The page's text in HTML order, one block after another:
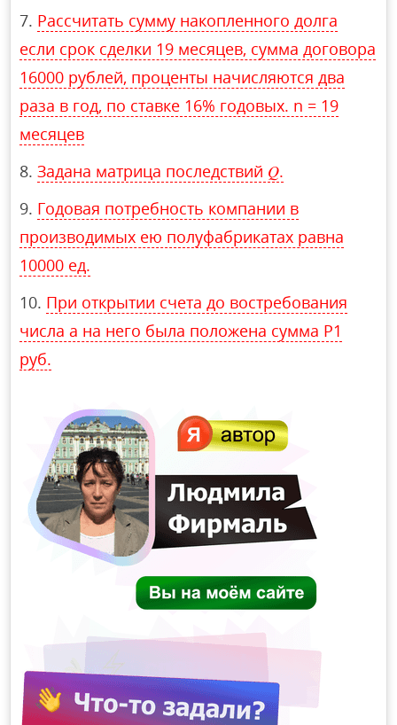
Рассчитать сумму накопленного долга
если срок сделки 19 месяцев, сумма договора
16000 рублей, проценты начисляются два
раза в год, по ставке 16% годовых. n = 19
месяцев
Задана матрица последствий 𝑄.
Годовая потребность компании в
производимых ею полуфабрикатах равна
10000 ед.
При открытии счета до востребования
числа a на него была положена сумма P1
руб.